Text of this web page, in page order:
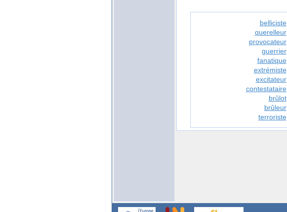
belliciste
querelleur
provocateur
guerrier
fanatique
extrémiste
excitateur
contestataire
brûlot
brûleur
terroriste